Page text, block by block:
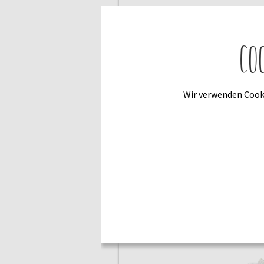
Mit unserem kostenlosen
Wir verwenden